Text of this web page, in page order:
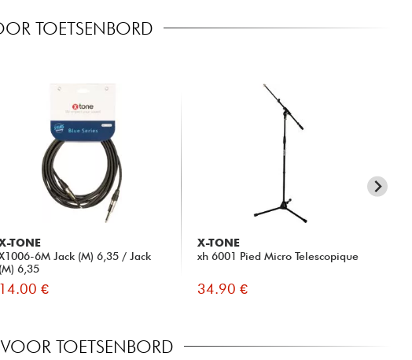
TOETSENBORD
TONE
6M Jack (M) 6,35 / Jack
(M) 6,35
14.00 €
X-TONE
xh 6001 Pied Micro Telescopique
34.90 €
TOETSENBORD